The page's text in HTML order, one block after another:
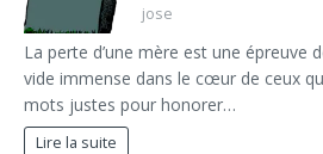
jose
La perte d’une mère est une épreuve
vide immense dans le cœur de ceux
mots justes pour honorer…
Lire la suite